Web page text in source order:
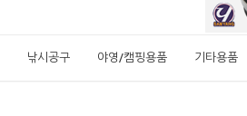
낚시공구 야영/캠핑용품 기타용품